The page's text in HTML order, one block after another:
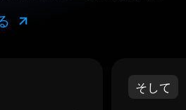
そして